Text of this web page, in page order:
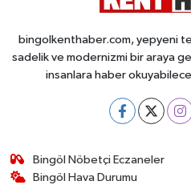
bingolkenthaber.com, yepyeni
sadelik ve modernizmi bir araya
insanlara haber
Bingöl Nöbetçi Eczaneler
Bingöl Hava Durumu